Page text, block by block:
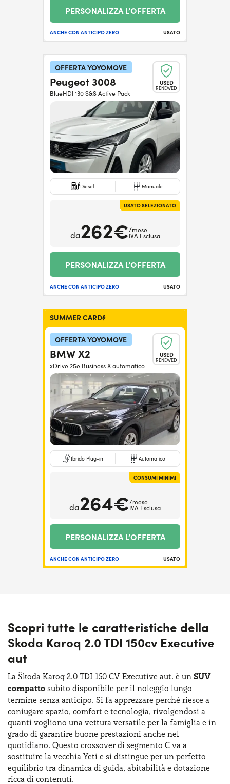
PERSONALIZZA L’OFFERTA
ANCHE CON ANTICIPO ZERO USATO
OFFERTA YOYOMOVE
USED
RENEWED
Peugeot 3008
BlueHDI 130 S&S Active Pack
Diesel Manuale
USATO SELEZIONATO
da262€/mese
IVA Esclusa
PERSONALIZZA L’OFFERTA
ANCHE CON ANTICIPO ZERO USATO
SUMMER CARD
OFFERTA YOYOMOVE
USED
RENEWED
BMW X2
xDrive 25e Business X automatico
Ibrido Plug-in Automatico
CONSUMI MINIMI
da264€/mese
IVA Esclusa
PERSONALIZZA L’OFFERTA
ANCHE CON ANTICIPO ZERO USATO
Scopri tutte le caratteristiche della
Skoda Karoq 2.0 TDI 150cv Executive
aut
La Škoda Karoq 2.0 TDI 150 CV Executive aut. è un SUV
compatto subito disponibile per il noleggio lungo
termine senza anticipo. Si fa apprezzare perché riesce a
coniugare spazio, comfort e tecnologia, rivolgendosi a
quanti vogliono una vettura versatile per la famiglia e in
grado di garantire buone prestazioni anche nel
quotidiano. Questo crossover di segmento C va a
sostituire la vecchia Yeti e si distingue per un perfetto
equilibrio tra dinamica di guida, abitabilità e dotazione
ricca di contenuti.